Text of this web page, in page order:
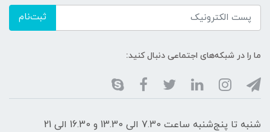
ثبت‌نام
ما را در شبکه‌های اجتماعی دنبال کنید:
شنبه تا پنج‌شنبه ساعت 7.30 الی 13.30 و 16.30 الی 21